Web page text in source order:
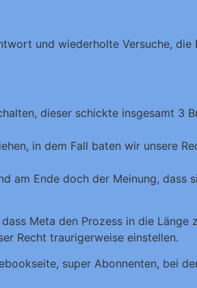
und wiederholte Versuche,
dieser schickte insgesamt 3
in dem Fall baten wir unsere
am Ende doch der Meinung, dass
Meta den Prozess in die
Recht traurigerweise einstellen.
super Abonnenten, bei